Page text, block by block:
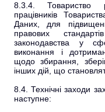
8.3.4. Товариство
працівників
Даних, для
правових
законодавства у
виконання і
щодо збирання,
інших дій, що
8.4. Технічні заходи
наступне: